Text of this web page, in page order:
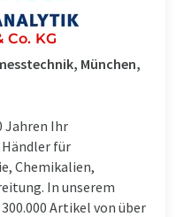
KG
München,
Jahren Ihr
für
Chemikalien,
In unserem
Artikel von über